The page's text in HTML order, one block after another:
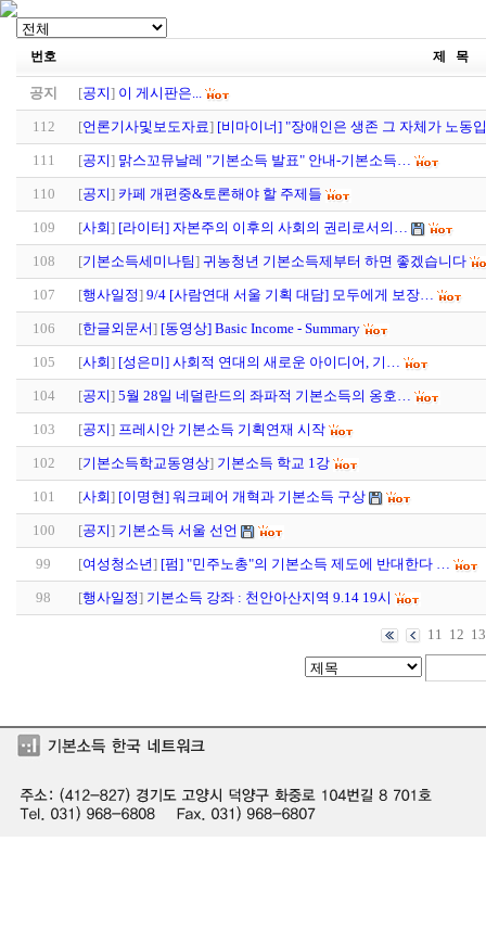
번호 제 목
공지 [공지] 이 게시판은...
112 [언론기사및보도자료] [비마이너] "장애인은 생존 그 자체가 노동
111 [공지] 맑스꼬뮤날레 "기본소득 발표" 안내-기본소득…
110 [공지] 카페 개편중&토론해야 할 주제들
109 [사회] [라이터] 자본주의 이후의 사회의 권리로서의…
108 [기본소득세미나팀] 귀농청년 기본소득제부터 하면 좋겠습니다
107 [행사일정] 9/4 [사람연대 서울 기획 대담] 모두에게 보장…
106 [한글외문서] [동영상] Basic Income - Summary
105 [사회] [성은미] 사회적 연대의 새로운 아이디어, 기…
104 [공지] 5월 28일 네덜란드의 좌파적 기본소득의 옹호…
103 [공지] 프레시안 기본소득 기획연재 시작
102 [기본소득학교동영상] 기본소득 학교 1강
101 [사회] [이명현] 워크페어 개혁과 기본소득 구상
100 [공지] 기본소득 서울 선언
99 [여성청소년] [펌] "민주노총"의 기본소득 제도에 반대한다 …
98 [행사일정] 기본소득 강좌 : 천안아산지역 9.14 19시
11 12 13